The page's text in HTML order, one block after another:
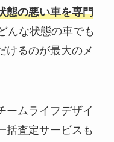
態の悪い車を専門
んな状態の車でも
けるのが最大のメ
ームライフデザイ
括査定サービスも